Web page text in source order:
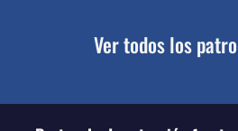
Ver todos los